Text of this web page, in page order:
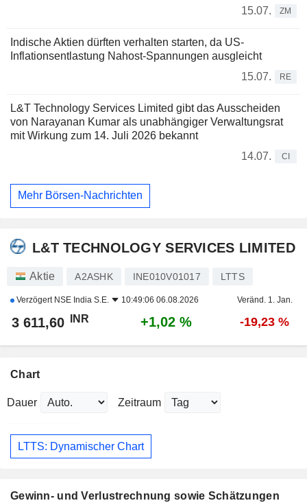
15.07. ZM
Indische Aktien dürften verhalten starten, da US-
Inflationsentlastung Nahost-Spannungen ausgleicht
15.07.
RE
L&T Technology Services Limited gibt das Ausscheiden
von Narayanan Kumar als unabhängiger Verwaltungsrat
mit Wirkung zum 14. Juli 2026 bekannt
14.07.
CI
Mehr Börsen-Nachrichten
L&T TECHNOLOGY SERVICES LIMITED
Aktie A2ASHK INE010V01017 LTTS
Verzögert NSE India S.E. 10:49:06 06.08.2026 Veränd. 1. Jan.
3 611,60 INR +1,02 % -19,23 %
Chart
Dauer Zeitraum
LTTS: Dynamischer Chart
Gewinn- und Verlustrechnung sowie Schätzungen